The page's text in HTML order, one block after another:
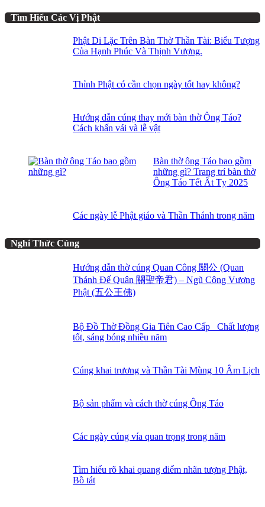
Tìm Hiểu Các Vị Phật
Phật Di Lặc Trên Bàn Thờ Thần Tài: Biểu Tượng
Của Hạnh Phúc Và Thịnh Vượng.
Thỉnh Phật có cần chọn ngày tốt hay không?
Hướng dẫn cúng thay mới bàn thờ Ông Táo?
Cách khấn vái và lễ vật
Bàn thờ ông Táo bao gồm
những gì? Trang trí bàn thờ
Ông Táo Tết Ất Tỵ 2025
Các ngày lễ Phật giáo và Thần Thánh trong năm
Nghi Thức Cúng
Hướng dẫn thờ cúng Quan Công 關公 (Quan
Thánh Đế Quân 關聖帝君) – Ngũ Công Vương
Phật (五公王佛)
Bộ Đồ Thờ Đồng Gia Tiên Cao Cấp_ Chất lượng
tốt, sáng bóng nhiều năm
Cúng khai trương và Thần Tài Mùng 10 Âm Lịch
Bộ sản phẩm và cách thờ cúng Ông Táo
Các ngày cúng vía quan trọng trong năm
Tìm hiểu rõ khai quang điểm nhãn tượng Phật,
Bồ tát